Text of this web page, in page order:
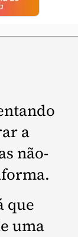
a
não-
que
uma